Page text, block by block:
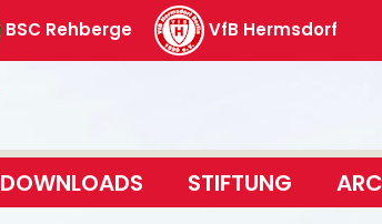
BSC Rehberge VfB Hermsdorf
DOWNLOADS STIFTUNG